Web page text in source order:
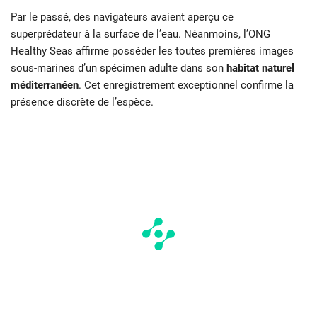
Par le passé, des navigateurs avaient aperçu ce
superprédateur à la surface de l’eau. Néanmoins, l’ONG
Healthy Seas affirme posséder les toutes premières images
sous-marines d’un spécimen adulte dans son habitat naturel
méditerranéen. Cet enregistrement exceptionnel confirme la
présence discrète de l’espèce.